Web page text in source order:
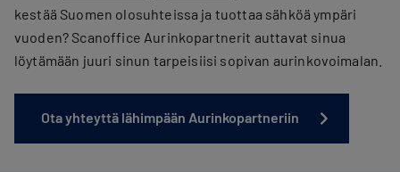
kestää Suomen olosuhteissa ja tuottaa sähköä ympäri
vuoden? Scanoffice Aurinkopartnerit auttavat sinua
löytämään juuri sinun tarpeisiisi sopivan aurinkovoimalan.
Ota yhteyttä lähimpään Aurinkopartneriin